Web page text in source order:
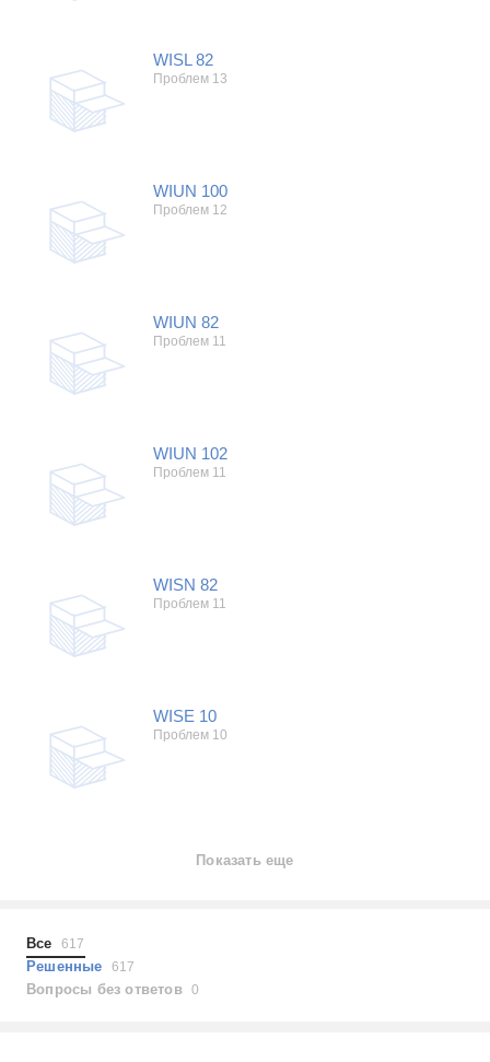
Холодильники
Посудомоечные машины
Наушники
Пылесосы
Показать еще
Выберите...
не включается
самопроизвольное выключение
возможность ремонта
самостоятельный ремонт
плохо работает
решение проблемы
Показать еще
WISL 82
Проблем 13
WIUN 100
Проблем 12
WIUN 82
Проблем 11
WIUN 102
Проблем 11
WISN 82
Проблем 11
WISE 10
Проблем 10
Показать еще
Все 617
Решенные 617
Вопросы без ответов0